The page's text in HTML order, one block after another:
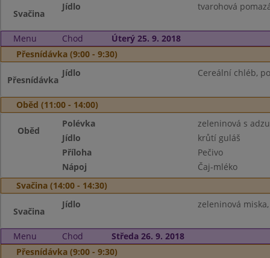
Svačina
Jídlo tvarohová
Menu Chod
Úterý 25. 9. 2018
Přesnídávka (9:00 - 9:30)
Přesnídávka
Jídlo Cereální chléb,
Oběd (11:00 - 14:00)
Oběd
Polévka
zeleninová s
Jídlo
krůtí guláš
Příloha
Pečivo
Nápoj
Čaj-mléko
Svačina (14:00 - 14:30)
Svačina
Jídlo zeleninová
Menu Chod
Středa 26. 9. 2018
Přesnídávka (9:00 - 9:30)